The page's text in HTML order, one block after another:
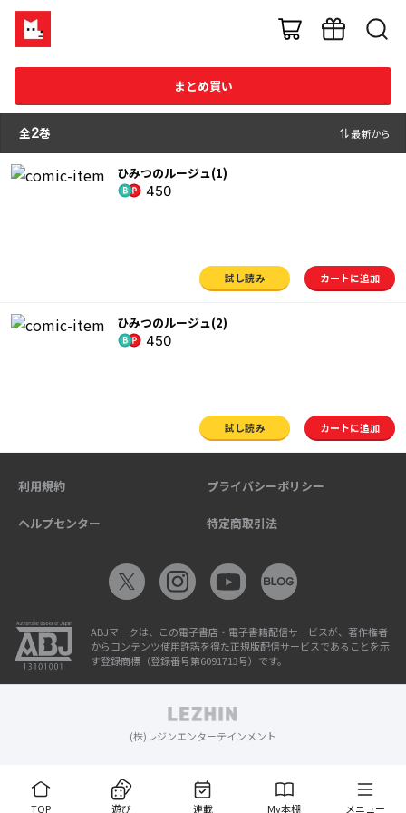
まとめ買い
全2巻 最新から
ひみつのルージュ(1)
450
試し読み カートに追加
ひみつのルージュ(2)
450
試し読み カートに追加
TOP 遊び 連載 My本棚 メニュー
利用規約 プライバシーポリシー
ヘルプセンター 特定商取引法
ABJマークは、この電子書店・電子書籍配信サービスが、著作権者
からコンテンツ使用許諾を得た正規版配信サービスであることを示
す登録商標（登録番号第6091713号）です。
(株)レジンエンターテインメント